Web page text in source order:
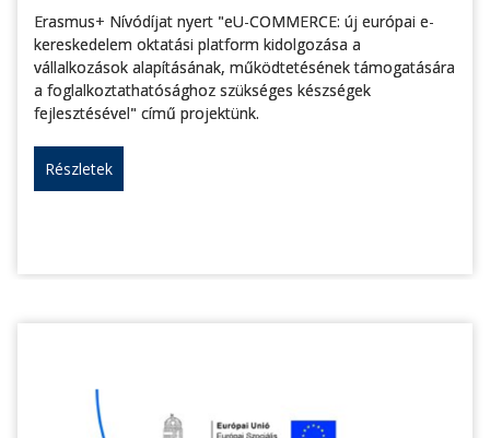
Erasmus+ Nívódíjat nyert "eU-COMMERCE: új európai e-
kereskedelem oktatási platform kidolgozása a
vállalkozások alapításának, működtetésének támogatására
a foglalkoztathatósághoz szükséges készségek
fejlesztésével" című projektünk.
Részletek